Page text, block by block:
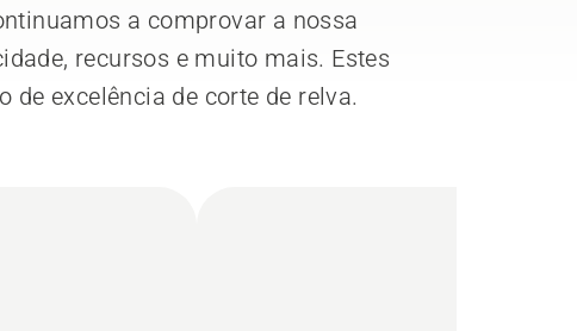
a comprovar a nossa
recursos e muito mais. Estes
excelência de corte de relva.